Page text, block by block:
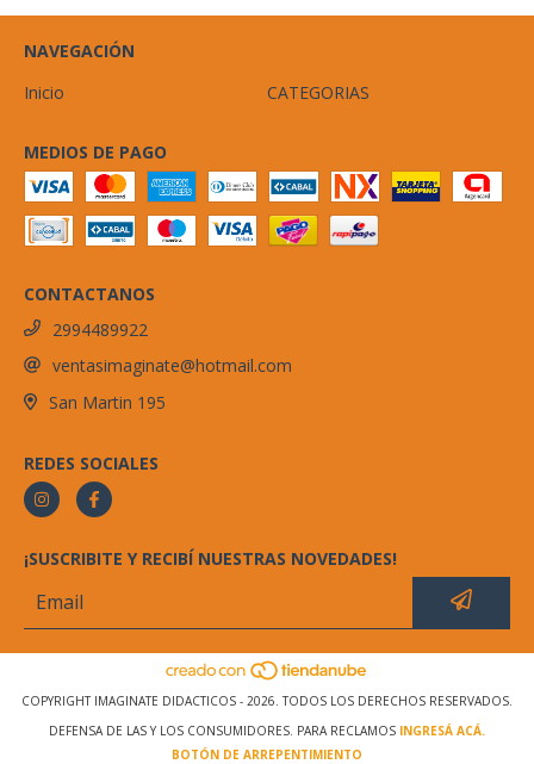
NAVEGACIÓN
Inicio
CATEGORIAS
MEDIOS DE PAGO
CONTACTANOS
2994489922
ventasimaginate@hotmail.com
San Martin 195
REDES SOCIALES
¡SUSCRIBITE Y RECIBÍ NUESTRAS NOVEDADES!
COPYRIGHT IMAGINATE DIDACTICOS - 2026. TODOS LOS DERECHOS RESERVADOS.
DEFENSA DE LAS Y LOS CONSUMIDORES. PARA RECLAMOS INGRESÁ ACÁ.
BOTÓN DE ARREPENTIMIENTO